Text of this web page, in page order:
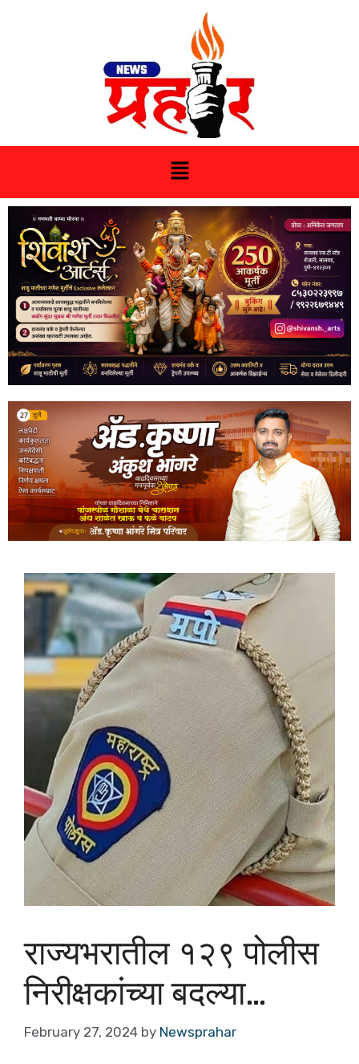
राज्यभरातील १२९ पोलीस
निरीक्षकांच्या बदल्या…
February 27, 2024 by Newsprahar